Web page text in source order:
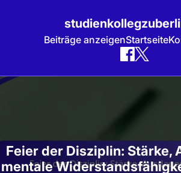
Beiträge anzeigenStartseite
Skip
Feier der Disziplin: Stärke,
mentale